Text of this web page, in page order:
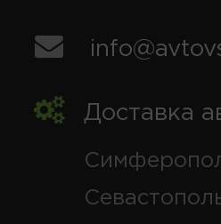
Доставка